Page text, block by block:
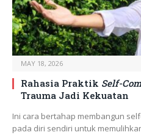
MAY 18, 2026
Rahasia Praktik Self-
Trauma Jadi Kekuatan
Ini cara bertahap membangun
pada diri sendiri untuk